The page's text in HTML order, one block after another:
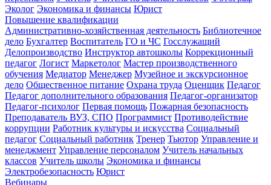
Эколог Экономика и финансы Юрист
Повышение квалификации
Административно-хозяйственная деятельность Библиотечное
дело Бухгалтер Воспитатель ГО и ЧС Госслужащий
Делопроизводство Инструктор автошколы Коррекционный
педагог Логист Маркетолог Мастер производственного
обучения Медиатор Менеджер Музейное и экскурсионное
дело Общественное питание Охрана труда Оценщик Педагог
Педагог дополнительного образования Педагог-организатор
Педагог-психолог Первая помощь Пожарная безопасность
Преподаватель ВУЗ, СПО Программист Противодействие
коррупции Работник культуры и искусства Социальный
педагог Социальный работник Тренер Тьютор Управление и
менеджмент Управление персоналом Учитель начальных
классов Учитель школы Экономика и финансы
Электробезопасность Юрист
Вебинары